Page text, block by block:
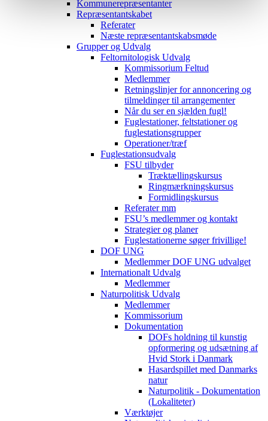
Kommunerepræsentanter
Repræsentantskabet
Referater
Næste repræsentantskabsmøde
Grupper og Udvalg
Feltornitologisk Udvalg
Kommissorium Feltud
Medlemmer
Retningslinjer for annoncering og
tilmeldinger til arrangementer
Når du ser en sjælden fugl!
Fuglestationer, feltstationer og
fuglestationsgrupper
Operationer/træf
Fuglestationsudvalg
FSU tilbyder
Træktællingskursus
Ringmærkningskursus
Formidlingskursus
Referater mm
FSU’s medlemmer og kontakt
Strategier og planer
Fuglestationerne søger frivillige!
DOF UNG
Medlemmer DOF UNG udvalget
Internationalt Udvalg
Medlemmer
Naturpolitisk Udvalg
Medlemmer
Kommissorium
Dokumentation
DOFs holdning til kunstig
opformering og udsætning af
Hvid Stork i Danmark
Hasardspillet med Danmarks
natur
Naturpolitik - Dokumentation
(Lokaliteter)
Værktøjer